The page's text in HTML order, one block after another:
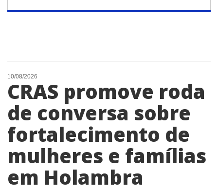
10/08/2026
CRAS promove roda
de conversa sobre
fortalecimento de
mulheres e famílias
em Holambra